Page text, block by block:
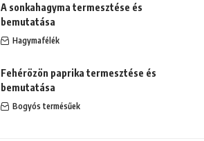
A sonkahagyma termesztése és
bemutatása
Hagymafélék
Fehérözön paprika termesztése és
bemutatása
Bogyós termésűek